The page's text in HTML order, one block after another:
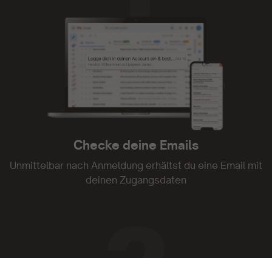
Tolle Plattform. Kann ich nur empfehlen
- Constanze SeefriedChecke deine Emails
Unmittelbar nach Anmeldung erhältst du eine Email mit
deinen Zugangsdaten